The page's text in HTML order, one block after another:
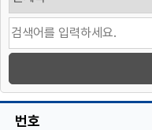
번호